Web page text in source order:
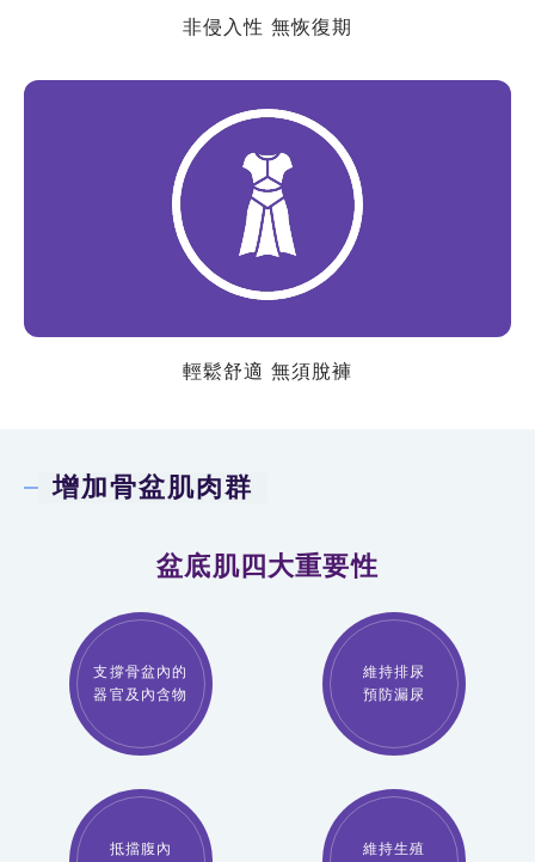
非侵入性 無恢復期
輕鬆舒適 無須脫褲
增加骨盆肌肉群
盆底肌四大重要性
支撐骨盆內的
器官及內含物
維持排尿
預防漏尿
抵擋腹內
維持生殖